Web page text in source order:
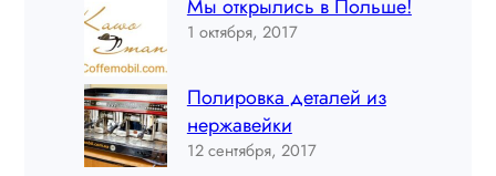
Мы открылись в Польше!
1 октября, 2017
Полировка деталей из
нержавейки
12 сентября, 2017